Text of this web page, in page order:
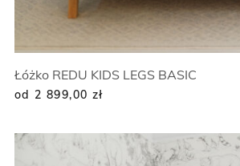
Łóżko REDU KIDS LEGS BASIC
od 2 899,00 zł